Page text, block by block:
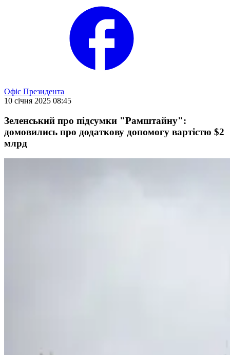
Офіс Президента
10 січня 2025 08:45
Зеленський про підсумки "Рамштайну":
домовились про додаткову допомогу вартістю $2
млрд